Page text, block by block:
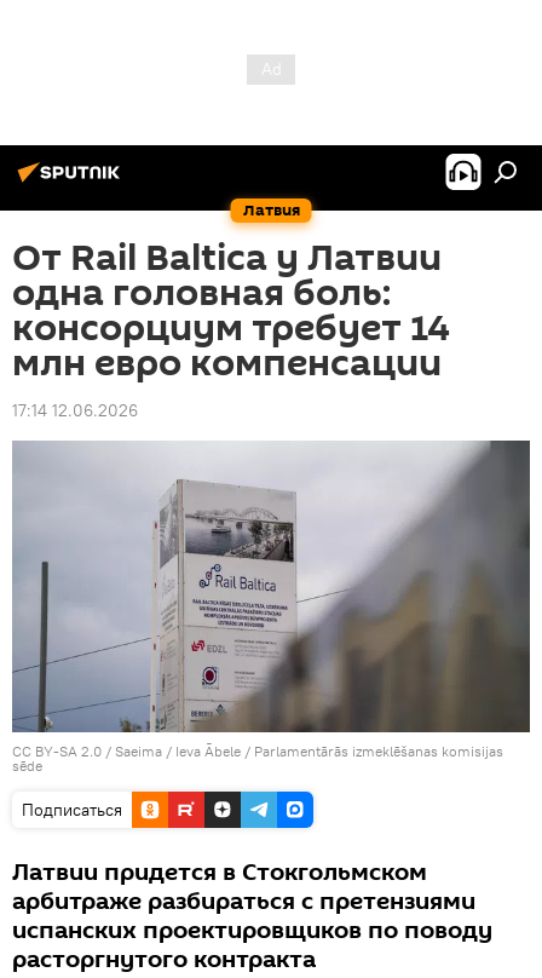
Латвия
От Rail Baltica у Латвии
одна головная боль:
консорциум требует 14
млн евро компенсации
17:14 12.06.2026
CC BY-SA 2.0 / Saeima / Ieva Ābele / Parlamentārās izmeklēšanas komisijas
sēde
Подписаться
Латвии придется в Стокгольмском
арбитраже разбираться с претензиями
испанских проектировщиков по поводу
расторгнутого контракта